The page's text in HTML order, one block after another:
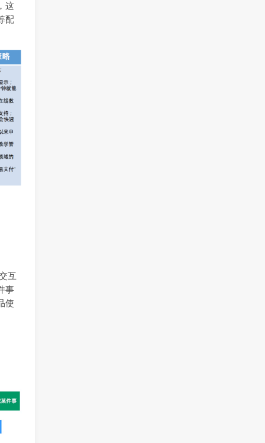
这
配
互
事
使